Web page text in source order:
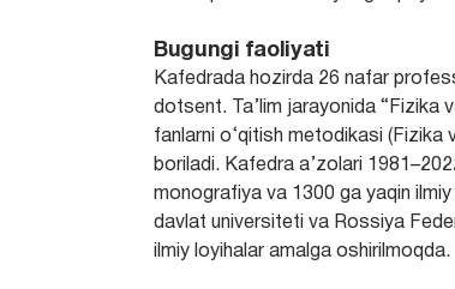
Bugungi faoliyati
Kafedrada hozirda 26 nafar
dotsent. Ta’lim jarayonida “Fizika
fanlarni o‘qitish metodikasi (Fizika
boriladi. Kafedra a’zolari
monografiya va 1300 ga yaqin
davlat universiteti va Rossiya
ilmiy loyihalar amalga oshirilmoqda.